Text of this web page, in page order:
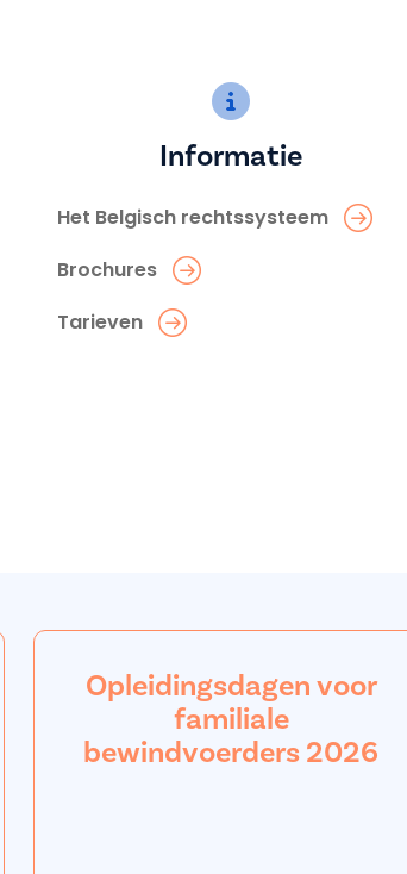
Informatie
Het Belgisch rechtssysteem
Brochures
Tarieven
Opleidingsdagen voor
familiale
bewindvoerders 2026